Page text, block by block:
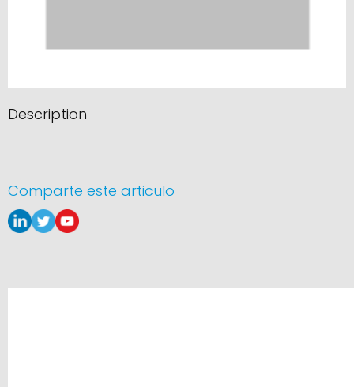
Description
Comparte este articulo